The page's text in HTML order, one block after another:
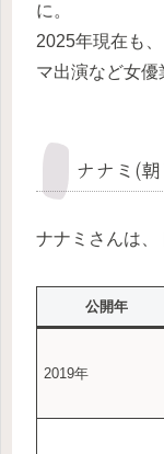
に。
2025年現在も
マ出演など女優
ナナミ(
ナナミさんは、
公開年
2019年